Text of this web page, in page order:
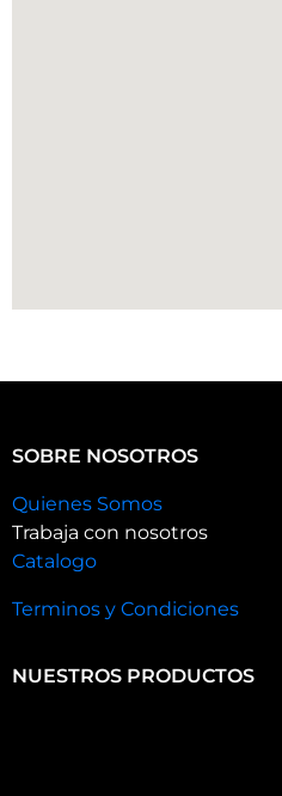
SOBRE NOSOTROS
Quienes Somos
Trabaja con nosotros
Catalogo
Terminos y Condiciones
NUESTROS PRODUCTOS